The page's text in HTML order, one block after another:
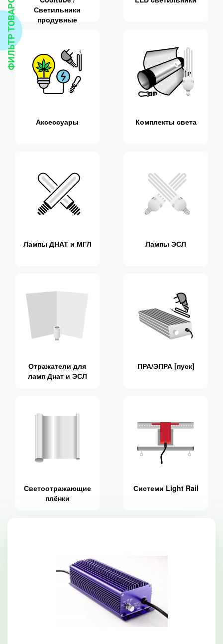
ФИЛЬТР ТОВАРОВ
Светильники
продувные
Аксессуары Комплекты света
Лампы ДНАТ и МГЛ Лампы ЭСЛ
Отражатели для
ламп Днат и ЭСЛ
ПРА/ЭПРА [пуск]
Светоотражающие
плёнки
Системи Light Rail